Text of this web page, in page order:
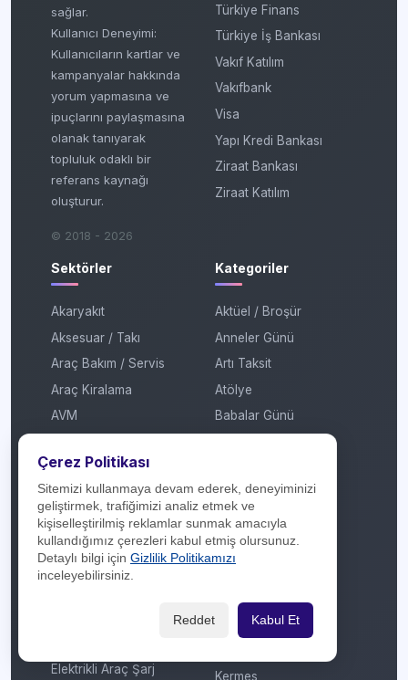
sağlar.
Kullanıcı Deneyimi:
Kullanıcıların kartlar ve
kampanyalar hakkında
yorum yapmasına ve
ipuçlarını paylaşmasına
olanak tanıyarak
topluluk odaklı bir
referans kaynağı
oluşturur.
© 2018 - 2026
Türkiye Finans
Türkiye İş Bankası
Vakıf Katılım
Vakıfbank
Visa
Yapı Kredi Bankası
Ziraat Bankası
Ziraat Katılım
Sektörler
Akaryakıt
Aksesuar / Takı
Araç Bakım / Servis
Araç Kiralama
AVM
Banka / Finans
Beyaz Eşya / Kombi
Çiçekçilik
Çok Katlı Mağaza
Dijital Platform
Elektrikli Araç Şarj
Kategoriler
Aktüel / Broşür
Anneler Günü
Artı Taksit
Atölye
Babalar Günü
Efsane Cuma
Festival
Garaj Günleri
İndirim
Kermes
Çerez Politikası
Sitemizi kullanmaya devam ederek, deneyiminizi
geliştirmek, trafiğimizi analiz etmek ve
kişiselleştirilmiş reklamlar sunmak amacıyla
kullandığımız çerezleri kabul etmiş olursunuz.
Detaylı bilgi için Gizlilik Politikamızı
inceleyebilirsiniz.
Reddet Kabul Et